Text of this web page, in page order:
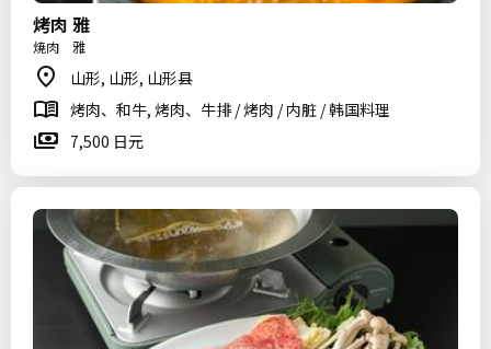
烤肉 雅
焼肉 雅
山形, 山形, 山形县
烤肉、和牛, 烤肉、牛排 / 烤肉 / 内脏 / 韩国料理
7,500 日元